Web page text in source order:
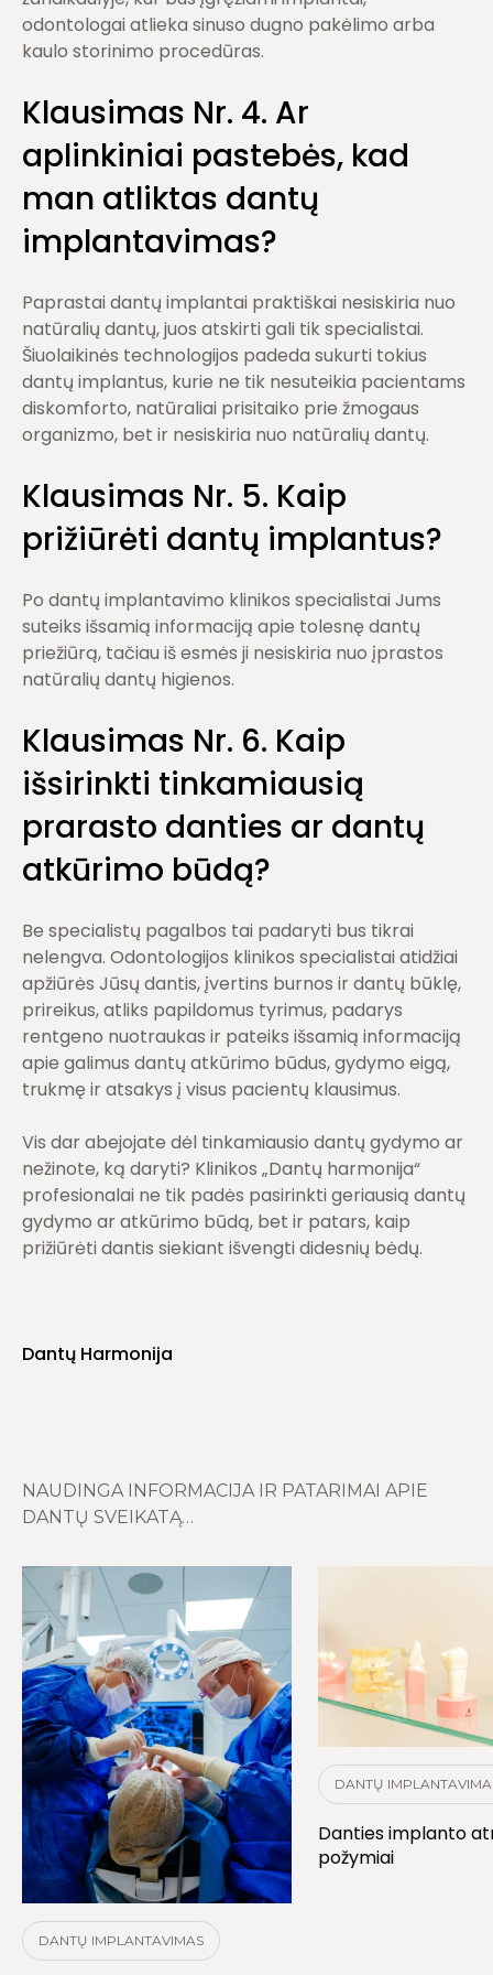
odontologai atlieka sinuso dugno pakėlimo arba
kaulo storinimo procedūras.
Klausimas Nr. 4. Ar
aplinkiniai pastebės, kad
man atliktas dantų
implantavimas?
Paprastai dantų implantai praktiškai nesiskiria nuo
natūralių dantų, juos atskirti gali tik specialistai.
Šiuolaikinės technologijos padeda sukurti tokius
dantų implantus, kurie ne tik nesuteikia pacientams
diskomforto, natūraliai prisitaiko prie žmogaus
organizmo, bet ir nesiskiria nuo natūralių dantų.
Klausimas Nr. 5. Kaip
prižiūrėti dantų implantus?
Po dantų implantavimo klinikos specialistai Jums
suteiks išsamią informaciją apie tolesnę dantų
priežiūrą, tačiau iš esmės ji nesiskiria nuo įprastos
natūralių dantų higienos.
Klausimas Nr. 6. Kaip
išsirinkti tinkamiausią
prarasto danties ar dantų
atkūrimo būdą?
Be specialistų pagalbos tai padaryti bus tikrai
nelengva. Odontologijos klinikos specialistai atidžiai
apžiūrės Jūsų dantis, įvertins burnos ir dantų būklę,
prireikus, atliks papildomus tyrimus, padarys
rentgeno nuotraukas ir pateiks išsamią informaciją
apie galimus dantų atkūrimo būdus, gydymo eigą,
trukmę ir atsakys į visus pacientų klausimus.
Vis dar abejojate dėl tinkamiausio dantų gydymo ar
nežinote, ką daryti? Klinikos „Dantų harmonija“
profesionalai ne tik padės pasirinkti geriausią dantų
gydymo ar atkūrimo būdą, bet ir patars, kaip
prižiūrėti dantis siekiant išvengti didesnių bėdų.
Dantų Harmonija
NAUDINGA INFORMACIJA IR PATARIMAI APIE
DANTŲ SVEIKATĄ…
DANTŲ IMPLANTAVIMAS
DANTŲ
Danties implanto
požymiai